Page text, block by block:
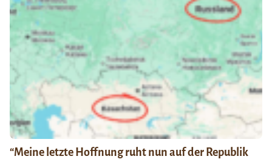
“Meine letzte Hoffnung ruht nun auf der Republik